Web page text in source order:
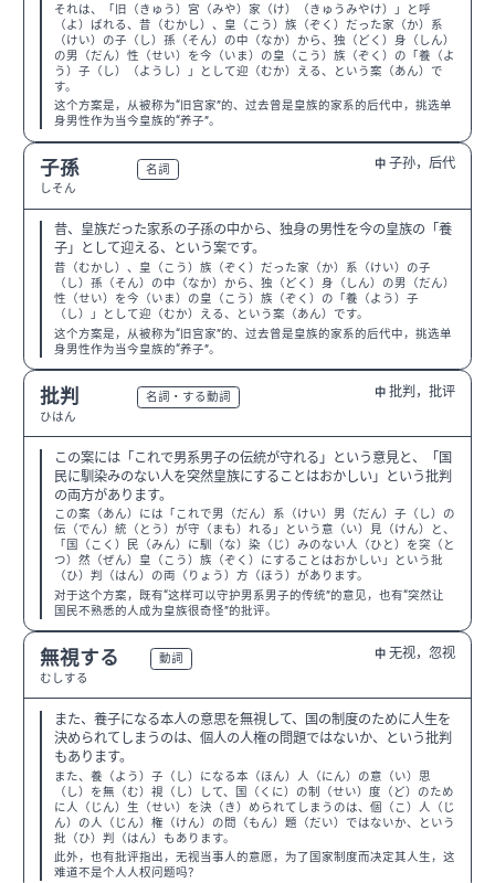
それは、「旧（きゅう）宮（みや）家（け）（きゅうみやけ）」と呼
（よ）ばれる、昔（むかし）、皇（こう）族（ぞく）だった家（か）系
（けい）の子（し）孫（そん）の中（なか）から、独（どく）身（しん）
の男（だん）性（せい）を今（いま）の皇（こう）族（ぞく）の「養（よ
う）子（し）（ようし）」として迎（むか）える、という案（あん）で
す。
这个方案是，从被称为“旧宫家”的、过去曾是皇族的家系的后代中，挑选单
身男性作为当今皇族的“养子”。
子孫
しそん
名詞 中 子孙，后代
昔、皇族だった家系の子孫の中から、独身の男性を今の皇族の「養
子」として迎える、という案です。
昔（むかし）、皇（こう）族（ぞく）だった家（か）系（けい）の子
（し）孫（そん）の中（なか）から、独（どく）身（しん）の男（だん）
性（せい）を今（いま）の皇（こう）族（ぞく）の「養（よう）子
（し）」として迎（むか）える、という案（あん）です。
这个方案是，从被称为“旧宫家”的、过去曾是皇族的家系的后代中，挑选单
身男性作为当今皇族的“养子”。
批判
ひはん
名詞・する動詞 中 批判，批评
この案には「これで男系男子の伝統が守れる」という意見と、「国
民に馴染みのない人を突然皇族にすることはおかしい」という批判
の両方があります。
この案（あん）には「これで男（だん）系（けい）男（だん）子（し）の
伝（でん）統（とう）が守（まも）れる」という意（い）見（けん）と、
「国（こく）民（みん）に馴（な）染（じ）みのない人（ひと）を突（と
つ）然（ぜん）皇（こう）族（ぞく）にすることはおかしい」という批
（ひ）判（はん）の両（りょう）方（ほう）があります。
对于这个方案，既有“这样可以守护男系男子的传统”的意见，也有“突然让
国民不熟悉的人成为皇族很奇怪”的批评。
無視する
むしする
動詞 中 无视，忽视
また、養子になる本人の意思を無視して、国の制度のために人生を
決められてしまうのは、個人の人権の問題ではないか、という批判
もあります。
また、養（よう）子（し）になる本（ほん）人（にん）の意（い）思
（し）を無（む）視（し）して、国（くに）の制（せい）度（ど）のため
に人（じん）生（せい）を決（き）められてしまうのは、個（こ）人（じ
ん）の人（じん）権（けん）の問（もん）題（だい）ではないか、という
批（ひ）判（はん）もあります。
此外，也有批评指出，无视当事人的意愿，为了国家制度而决定其人生，这
难道不是个人人权问题吗？